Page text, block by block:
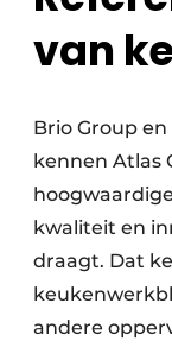
van
Brio Group
kennen Atlas
kwaliteit en
draagt. Dat
andere